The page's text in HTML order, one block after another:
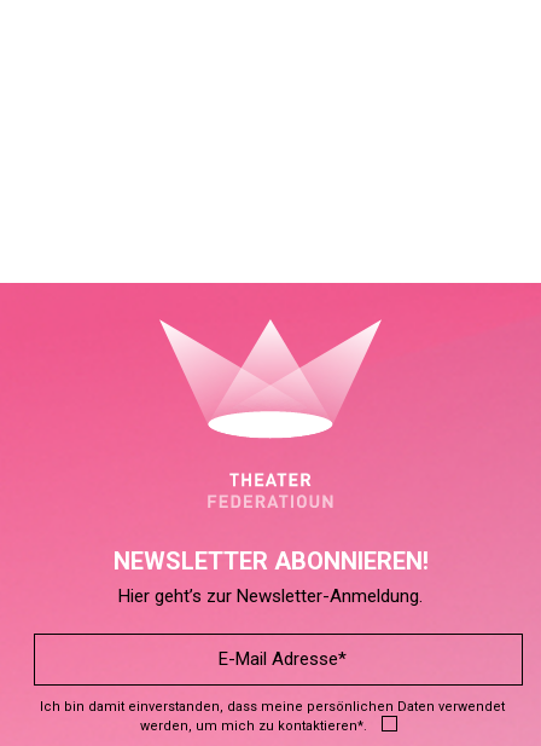
NEWSLETTER ABONNIEREN!
Hier geht’s zur Newsletter-Anmeldung.
Ich bin damit einverstanden, dass meine persönlichen Daten verwendet
werden, um mich zu kontaktieren*.